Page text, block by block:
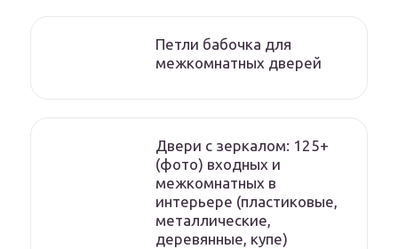
Петли бабочка для
межкомнатных дверей
Двери с зеркалом: 125+
(фото) входных и
межкомнатных в
интерьере (пластиковые,
металлические,
деревянные, купе)